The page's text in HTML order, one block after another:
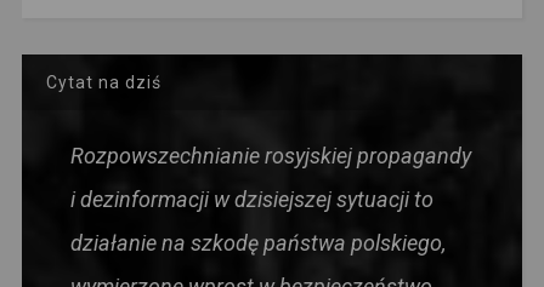
Cytat na dziś
Rozpowszechnianie rosyjskiej propagandy
i dezinformacji w dzisiejszej sytuacji to
działanie na szkodę państwa polskiego,